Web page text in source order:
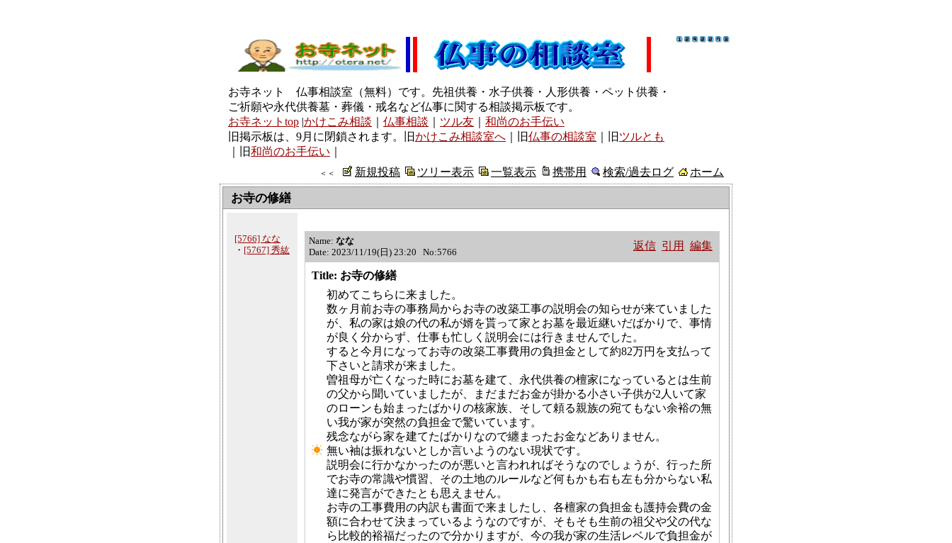
お寺ネット 仏事相談室（無料）です。先祖供養・水子供養・人形供養・ペット供養・
ご祈願や永代供養墓・葬儀・戒名など仏事に関する相談掲示板です。
お寺ネットtop |かけこみ相談 仏事相談 ツル友
和尚のお手伝い
旧掲示板は、9月に閉鎖されます。旧かけこみ相談室へ ｜旧仏事の相談室 ｜旧 ツルとも
｜旧和尚のお手伝い
＜＜ 新規投稿 ツリー表示 一覧表示 携帯用 検索/過去ログ ホーム
お寺の修繕
[5766] なな
・ [5767] 秀紘
Name: なな
Date: 2023/11/19(日) 23:20 No:5766
返信 引用 編集
Title: お寺の修繕
初めてこちらに来ました。
数ヶ月前お寺の事務局からお寺の改築工事の説明会の知らせが来ていました
が、私の家は娘の代の私が婿を貰って家とお墓を最近継いだばかりで、事情
が良く分からず、仕事も忙しく説明会には行きませんでした。
すると今月になってお寺の改築工事費用の負担金として約82万円を支払って
下さいと請求が来ました。
曽祖母が亡くなった時にお墓を建て、永代供養の檀家になっているとは生前
の父から聞いていましたが、まだまだお金が掛かる小さい子供が2人いて家
のローンも始まったばかりの核家族、そして頼る親族の宛てもない余裕の無
い我が家が突然の負担金で驚いています。
残念ながら家を建てたばかりなので纏まったお金などありません。
無い袖は振れないとしか言いようのない現状です。
説明会に行かなかったのが悪いと言われればそうなのでしょうが、行った所
でお寺の常識や慣習、その土地のルールなど何もかも右も左も分からない私
達に発言ができたとも思えません。
お寺の工事費用の内訳も書面で来ましたし、各檀家の負担金も護持会費の金
額に合わせて決まっているようなのですが、そもそも生前の祖父や父の代な
ら比較的裕福だったので分かりますが、今の我が家の生活レベルで負担金が